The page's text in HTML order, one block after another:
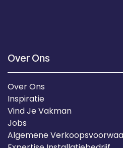
Over Ons
Over Ons
Inspiratie
Vind Je Vakman
Jobs
Algemene